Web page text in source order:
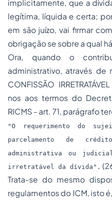
implicitamente, que a
legítima, líquida e certa;
em são juízo, vai firmar
obrigação se sobre a qual
Ora, quando o
administrativo, através de
CONFISSÃO
nos aos termos do
RICMS - art. 71, parágrafo
"O requerimento do
parcelamento de
administrativa ou
irretratável da dívida".
Trata-se do mesmo
regulamentos do ICM, isto